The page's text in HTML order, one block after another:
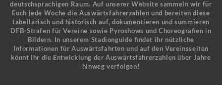
deutschsprachigen Raum. Auf unserer Website sammeln wir für
Euch jede Woche die Auswärtsfahrerzahlen und bereiten diese
tabellarisch und historisch auf, dokumentieren und summieren
DFB-Strafen für Vereine sowie Pyroshows und Choreografien in
Bildern. In unserem Stadionguide findet ihr nützliche
Informationen für Auswärtsfahrten und auf den Vereinsseiten
könnt ihr die Entwicklung der Auswärtsfahrerzahlen über Jahre
hinweg verfolgen!